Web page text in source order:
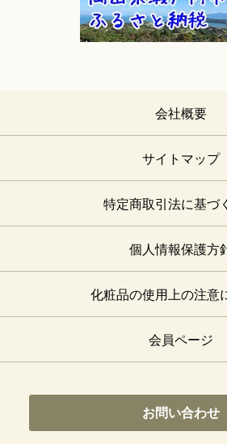
会社概要
サイトマップ
特定商取引法に基づ
個人情報保護方
化粧品の使用上の注意
会員ページ
お問い合わせ